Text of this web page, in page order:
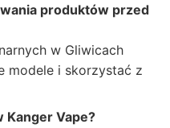
produktów przed
w Gliwicach
modele i skorzystać z
Kanger Vape?